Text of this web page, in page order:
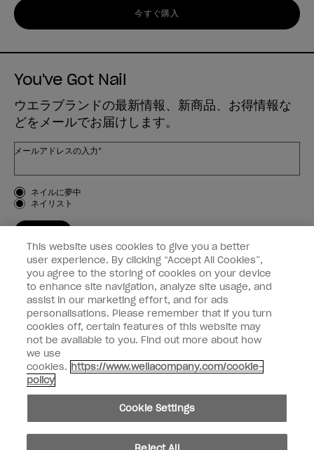
今すぐ購入
You've Got Nail
ウエラブランドの最新情報、新商品、お得情報な
どをメールでお届けします。
メールアドレスの入力*
お客様のタイプ
ネイルに夢中
ネイリスト
OPI
個人情報の取り扱い
facebookinstagram
個人情報を共有または販売しないでください
© Copyright 2024, Wella Operations US LLC, 無断複写・転載を禁じます。
This website uses cookies to give you a better
user experience. By clicking “Accept All Cookies”,
you agree to the storing of cookies on your device
to enhance site navigation, analyze site usage, and
assist in our marketing effort, and for ads
personalisations. Please remember that if you turn
cookies off, certain features of this website may
not be available to you. Find out more about how
we use
cookies. https://www.wellacompany.com/cookie-
policy
Cookie Settings